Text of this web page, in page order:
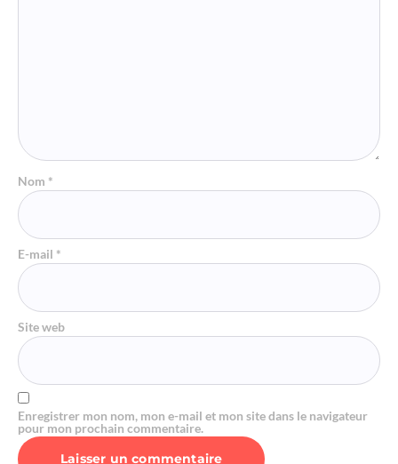
Nom *
E-mail *
Site web
Enregistrer mon nom, mon e-mail et mon site dans le navigateur
pour mon prochain commentaire.